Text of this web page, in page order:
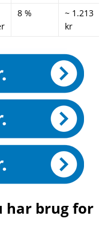
8 %
~ 1.213
kr
har brug for